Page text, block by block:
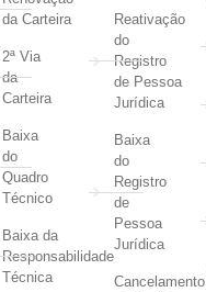
da Carteira
2ª Via
da
Carteira
Baixa
do
Quadro
Técnico
Baixa da
Responsabilidade
Técnica
Reativação
do
Registro
de Pessoa
Jurídica
Baixa
do
Registro
de
Pessoa
Jurídica
Cancelamento